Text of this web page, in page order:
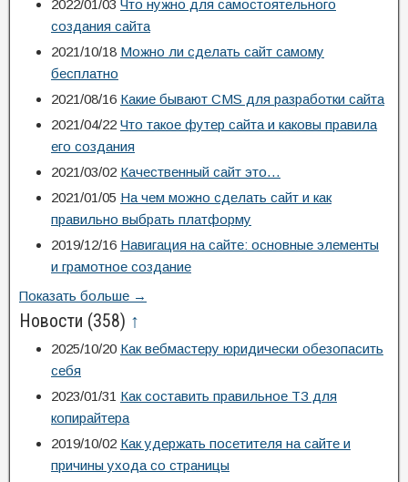
2022/01/03 Что нужно для самостоятельного
создания сайта
2021/10/18 Можно ли сделать сайт самому
бесплатно
2021/08/16 Какие бывают CMS для разработки сайта
2021/04/22 Что такое футер сайта и каковы правила
его создания
2021/03/02 Качественный сайт это…
2021/01/05 На чем можно сделать сайт и как
правильно выбрать платформу
2019/12/16 Навигация на сайте: основные элементы
и грамотное создание
Показать больше →
Новости (358) ↑
2025/10/20 Как вебмастеру юридически обезопасить
себя
2023/01/31 Как составить правильное ТЗ для
копирайтера
2019/10/02 Как удержать посетителя на сайте и
причины ухода со страницы